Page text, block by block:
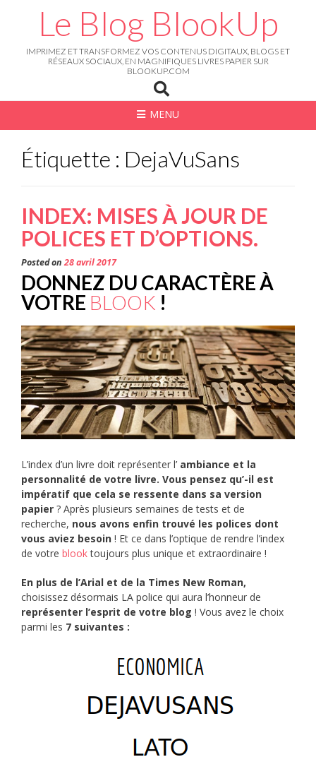
Le Blog BlookUp
IMPRIMEZ ET TRANSFORMEZ VOS CONTENUS DIGITAUX, BLOGS ET
RÉSEAUX SOCIAUX, EN MAGNIFIQUES LIVRES PAPIER SUR
BLOOKUP.COM
MENU
Étiquette : DejaVuSans
INDEX: MISES À JOUR DE
POLICES ET D’OPTIONS.
Posted on28 avril 2017
DONNEZ DU CARACTÈRE À
VOTRE BLOOK !
L’index d’un livre doit représenter l’ ambiance et la
personnalité de votre livre. Vous pensez qu’-il est
impératif que cela se ressente dans sa version
papier ? Après plusieurs semaines de tests et de
recherche, nous avons enfin trouvé les polices dont
vous aviez besoin ! Et ce dans l’optique de rendre l’index
de votre blooktoujours plus unique et extraordinaire !
En plus de l’Arial et de la Times New Roman,
choisissez désormais LA police qui aura l’honneur de
représenter l’esprit de votre blog ! Vous avez le choix
parmi les 7 suivantes :